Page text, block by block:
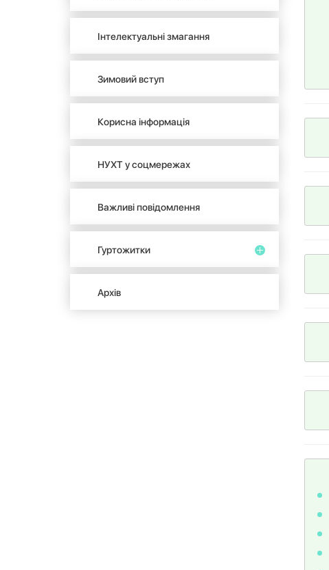
Інтелектуальні змагання
Зимовий вступ
Корисна інформація
НУХТ у соцмережах
Важливі повідомлення
Гуртожитки
Архів